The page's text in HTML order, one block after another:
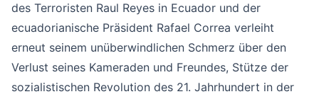
des Terroristen Raul Reyes in Ecuador und der
ecuadorianische Präsident Rafael Correa verleiht
erneut seinem unüberwindlichen Schmerz über den
Verlust seines Kameraden und Freundes, Stütze der
sozialistischen Revolution des 21. Jahrhundert in der